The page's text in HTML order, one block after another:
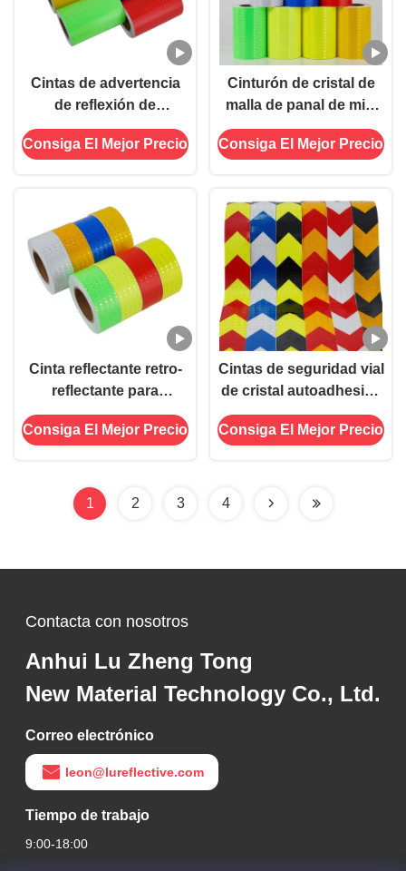
Cintas de advertencia
de reflexión de
viscosidad de cristal de
PVC para el marcado de
Consiga El Mejor Precio
Cinturón de cristal de
malla de panal de miel
borde de película
reflectante seguridad
Consiga El Mejor Precio
Cinta reflectante retro-
reflectante para
señalización vial,
promocional, variada,
Consiga El Mejor Precio
Cintas de seguridad vial
de cristal autoadhesivo
de rejilla reflectante
Consiga El Mejor Precio
1 2 3 4
Contacta con nosotros
Anhui Lu Zheng Tong
New Material Technology Co., Ltd.
Correo electrónico
leon@lureflective.com
Tiempo de trabajo
9:00-18:00